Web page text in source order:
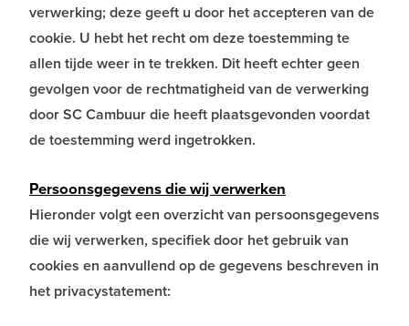
verwerking; deze geeft u door het accepteren van de
cookie. U hebt het recht om deze toestemming te
allen tijde weer in te trekken. Dit heeft echter geen
gevolgen voor de rechtmatigheid van de verwerking
door SC Cambuur die heeft plaatsgevonden voordat
de toestemming werd ingetrokken.
Persoonsgegevens die wij verwerken
Hieronder volgt een overzicht van persoonsgegevens
die wij verwerken, specifiek door het gebruik van
cookies en aanvullend op de gegevens beschreven in
het privacystatement: